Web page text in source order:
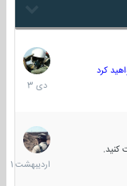
کرد
22
دی
1403
30
1401